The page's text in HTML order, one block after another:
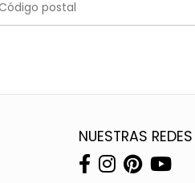
NUESTRAS